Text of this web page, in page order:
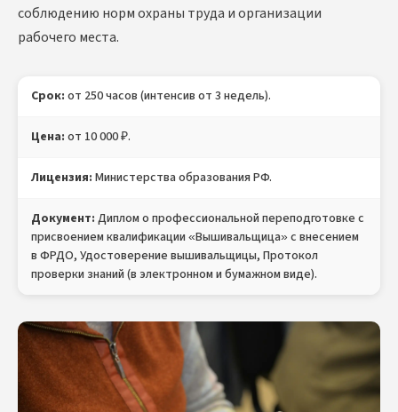
соблюдению норм охраны труда и организации
рабочего места.
Срок: от 250 часов (интенсив от 3 недель).
Цена: от 10 000 ₽.
Лицензия: Министерства образования РФ.
Документ: Диплом о профессиональной переподготовке с
присвоением квалификации «Вышивальщица» с внесением
в ФРДО, Удостоверение вышивальщицы, Протокол
проверки знаний (в электронном и бумажном виде).